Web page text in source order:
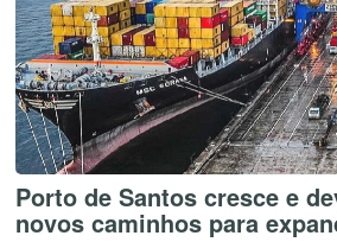
Porto de Santos cresce e
novos caminhos para